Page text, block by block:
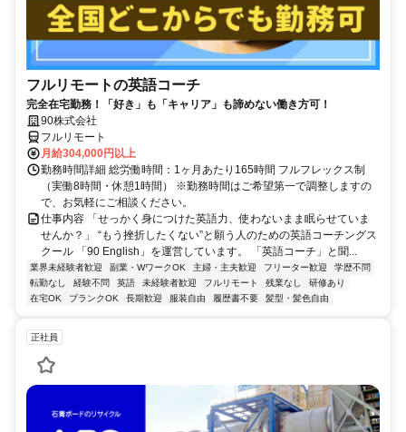
フルリモートの英語コーチ
完全在宅勤務！「好き」も「キャリア」も諦めない働き方可！
90株式会社
フルリモート
月給304,000円以上
勤務時間詳細 総労働時間：1ヶ月あたり165時間 フルフレックス制
（実働8時間・休憩1時間） ※勤務時間はご希望第一で調整しますの
で、お気軽にご相談ください。
仕事内容 「せっかく身につけた英語力、使わないまま眠らせていま
せんか？」 “もう挫折したくない”と願う人のための英語コーチングス
クール 「90 English」を運営しています。 「英語コーチ」と聞...
業界未経験者歓迎 副業・WワークOK 主婦・主夫歓迎 フリーター歓迎
学歴不問
転勤なし
経験不問 英語 未経験者歓迎 フルリモート 残業なし
研修あり
在宅OK
ブランクOK 長期歓迎 服装自由 履歴書不要 髪型・髪色自由
正社員